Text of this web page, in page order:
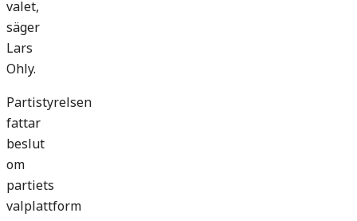
valet,
säger
Lars
Ohly.
Partistyrelsen
fattar
beslut
om
partiets
valplattform